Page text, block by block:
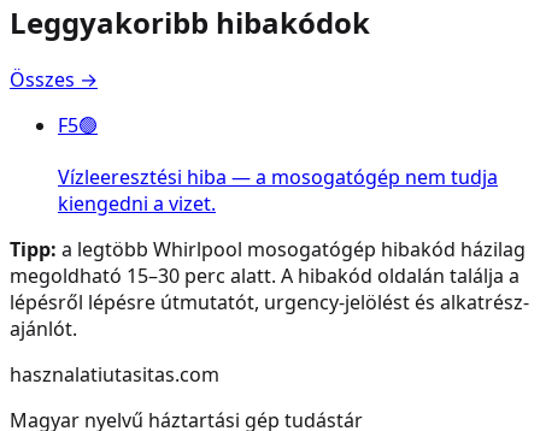
Leggyakoribb hibakódok
Összes →
F5🟢
Vízleeresztési hiba — a mosogatógép nem tudja
kiengedni a vizet.
Tipp: a legtöbb Whirlpool mosogatógép hibakód házilag
megoldható 15–30 perc alatt. A hibakód oldalán találja a
lépésről lépésre útmutatót, urgency-jelölést és alkatrész-
ajánlót.
hasznalatiutasitas.com
Magyar nyelvű háztartási gép tudástár